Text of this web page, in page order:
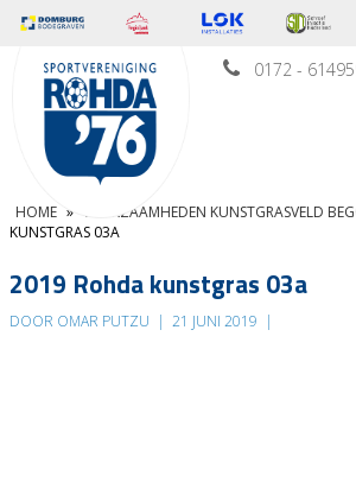
0172 -
HOME » WERKZAAMHEDEN KUNSTGRASVELD
KUNSTGRAS 03A
2019 Rohda kunstgras 03a
DOOR OMAR PUTZU | 21 JUNI 2019 |